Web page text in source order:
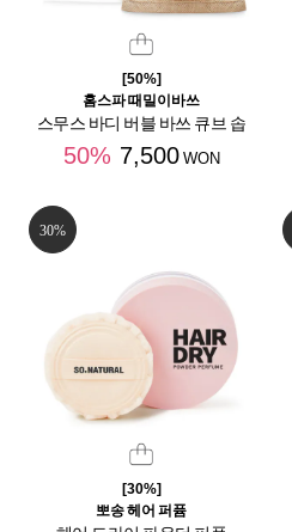
[50%]
홈스파 때밀이바쓰
스무스 바디 버블 바쓰 큐브 솝
50% 7,500 WON
30%
[30%]
뽀송 헤어 퍼퓸